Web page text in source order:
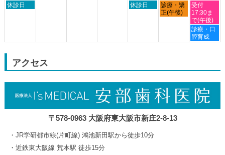
2026
2026
2026
日
30th
休診日
木
3rd
休診日
金
曜
4th
診療・矯
正(午後)
土
曜
日,
9
月
5th
受付
17:30ま
で(午後)
土
曜
日,
診療・口
腔育成
アクセス
〒578-0963 大阪府東大阪市新庄2-8-13
JR学研都市線(片町線) 鴻池新田駅から徒歩10分
近鉄東大阪線 荒本駅 徒歩15分